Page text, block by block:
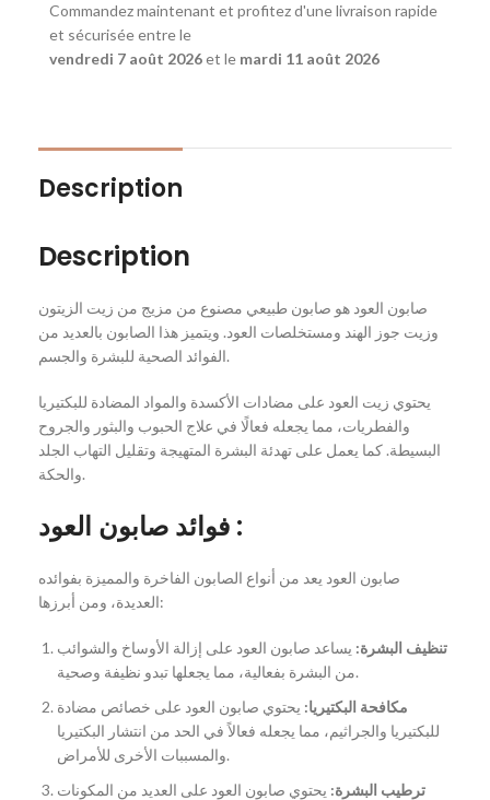
Commandez maintenant et profitez d'une livraison rapide
et sécurisée entre le
vendredi 7 août 2026et le mardi 11 août 2026
Description
Description
صابون العود هو صابون طبيعي مصنوع من مزيج من زيت الزيتون
وزيت جوز الهند ومستخلصات العود. ويتميز هذا الصابون بالعديد من
الفوائد الصحية للبشرة والجسم.
يحتوي زيت العود على مضادات الأكسدة والمواد المضادة للبكتيريا
والفطريات، مما يجعله فعالًا في علاج الحبوب والبثور والجروح
البسيطة. كما يعمل على تهدئة البشرة المتهيجة وتقليل التهاب الجلد
والحكة.
فوائد صابون العود :
صابون العود يعد من أنواع الصابون الفاخرة والمميزة بفوائده
العديدة، ومن أبرزها:
تنظيف البشرة: يساعد صابون العود على إزالة الأوساخ والشوائب
من البشرة بفعالية، مما يجعلها تبدو نظيفة وصحية.
مكافحة البكتيريا: يحتوي صابون العود على خصائص مضادة
للبكتيريا والجراثيم، مما يجعله فعالاً في الحد من انتشار البكتيريا
والمسببات الأخرى للأمراض.
ترطيب البشرة: يحتوي صابون العود على العديد من المكونات